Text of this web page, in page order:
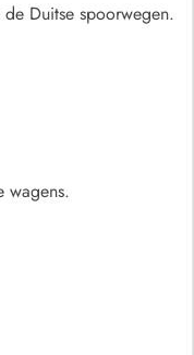
Duitse spoorwegen.
wagens.